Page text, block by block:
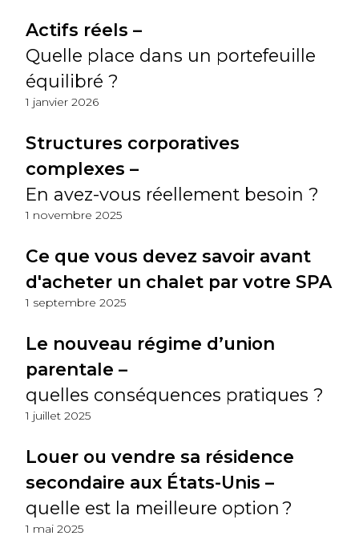
Actifs réels –
Quelle place dans un portefeuille
équilibré ?
1 janvier 2026
Structures corporatives
complexes –
En avez-vous réellement besoin ?
1 novembre 2025
Ce que vous devez savoir avant
d'acheter un chalet par votre SPA
1 septembre 2025
Le nouveau régime d’union
parentale –
quelles conséquences pratiques ?
1 juillet 2025
Louer ou vendre sa résidence
secondaire aux États-Unis –
quelle est la meilleure option ?
1 mai 2025